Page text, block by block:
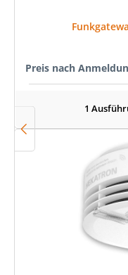
Preis nach
1